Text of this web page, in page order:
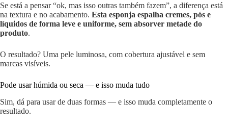
Se está a pensar “ok, mas isso outras também fazem”, a diferença está
na textura e no acabamento. Esta esponja espalha cremes, pós e
líquidos de forma leve e uniforme, sem absorver metade do
produto.
O resultado? Uma pele luminosa, com cobertura ajustável e sem
marcas visíveis.
Pode usar húmida ou seca — e isso muda tudo
Sim, dá para usar de duas formas — e isso muda completamente o
resultado.